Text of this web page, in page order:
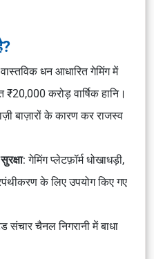
धन आधारित गेमिंग में
₹20,000 करोड़ वार्षिक हानि।
बाज़ारों के कारण कर राजस्व
: गेमिंग प्लेटफ़ॉर्म धोखाधड़ी,
के लिए उपयोग किए गए
संचार चैनल निगरानी में बाधा